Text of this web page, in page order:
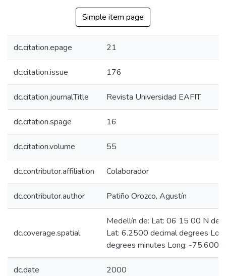
Simple item page
dc.citation.epage 21
dc.citation.issue 176
dc.citation.journalTitle Revista Universidad EAFIT
dc.citation.spage 16
dc.citation.volume 55
dc.contributor.affiliation Colaborador
dc.contributor.author Patiño Orozco, Agustín
dc.coverage.spatial
Medellín de: Lat: 06 15 00 N
Lat: 6.2500 decimal degrees
degrees minutes Long: -75.6000
dc.date 2000